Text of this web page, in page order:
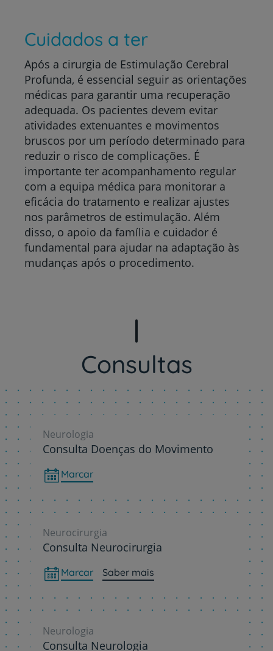
Cuidados a ter
Após a cirurgia de Estimulação Cerebral
Profunda, é essencial seguir as orientações
médicas para garantir uma recuperação
adequada. Os pacientes devem evitar
atividades extenuantes e movimentos
bruscos por um período determinado para
reduzir o risco de complicações. É
importante ter acompanhamento regular
com a equipa médica para monitorar a
eficácia do tratamento e realizar ajustes
nos parâmetros de estimulação. Além
disso, o apoio da família e cuidador é
fundamental para ajudar na adaptação às
mudanças após o procedimento.
Consultas
Neurologia
Consulta Doenças do Movimento
Marcar
Neurocirurgia
Consulta Neurocirurgia
Marcar Saber mais
Neurologia
Consulta Neurologia